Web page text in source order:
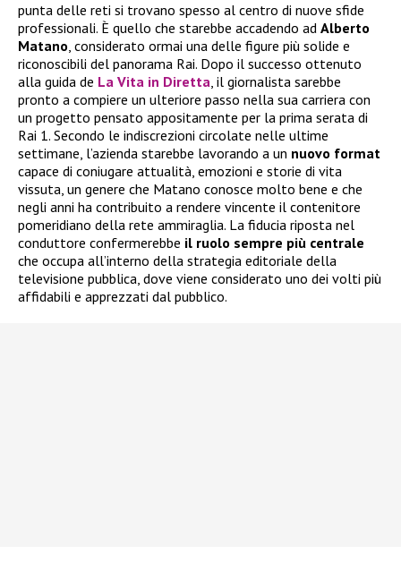
punta delle reti si trovano spesso al centro di nuove sfide
professionali. È quello che starebbe accadendo ad Alberto
Matano , considerato ormai una delle figure più solide e
riconoscibili del panorama Rai. Dopo il successo ottenuto
alla guida de La Vita in Diretta , il giornalista sarebbe
pronto a compiere un ulteriore passo nella sua carriera con
un progetto pensato appositamente per la prima serata di
Rai 1. Secondo le indiscrezioni circolate nelle ultime
settimane, l’azienda starebbe lavorando a un nuovo format
capace di coniugare attualità, emozioni e storie di vita
vissuta, un genere che Matano conosce molto bene e che
negli anni ha contribuito a rendere vincente il contenitore
pomeridiano della rete ammiraglia. La fiducia riposta nel
conduttore confermerebbe il ruolo sempre più centrale
che occupa all’interno della strategia editoriale della
televisione pubblica, dove viene considerato uno dei volti più
affidabili e apprezzati dal pubblico.